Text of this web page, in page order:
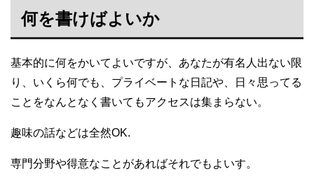
何を書けばよいか
基本的に何をかいてよいですが、あなたが有名人出ない限
り、いくら何でも、プライベートな日記や、日々思ってる
ことをなんとなく書いてもアクセスは集まらない。
趣味の話などは全然OK.
専門分野や得意なことがあればそれでもよいす。